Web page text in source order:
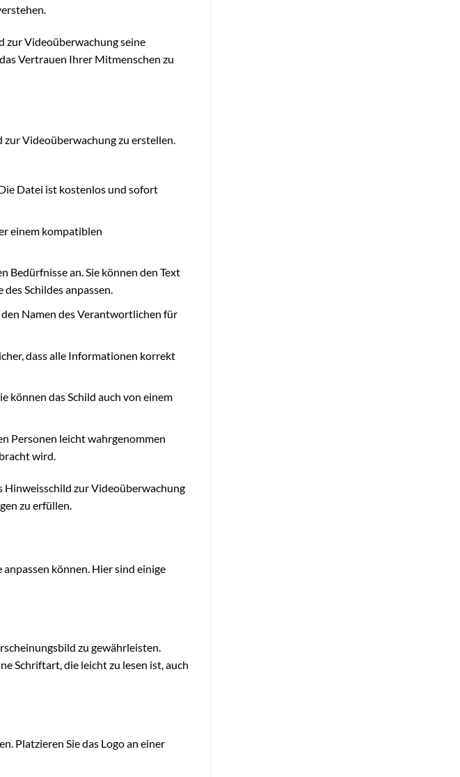
zur Videoüberwachung seine
Vertrauen Ihrer Mitmenschen zu
Videoüberwachung zu erstellen.
Datei ist kostenlos und sofort
einem kompatiblen
Bedürfnisse an. Sie können den Text
Schildes anpassen.
Namen des Verantwortlichen für
dass alle Informationen korrekt
können das Schild auch von einem
Personen leicht wahrgenommen
wird.
Hinweisschild zur Videoüberwachung
zu erfüllen.
können. Hier sind einige
zu gewährleisten.
Schriftart, die leicht zu lesen ist, auch
Platzieren Sie das Logo an einer